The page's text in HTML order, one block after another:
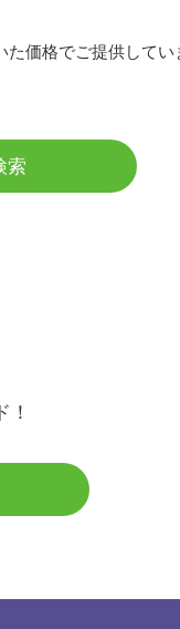
た価格でご提供してい
索
！